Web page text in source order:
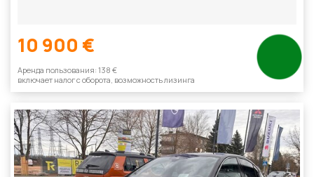
10 900 €
Aренда пользования: 138 €
включает налог с оборотa, возможность лизинга